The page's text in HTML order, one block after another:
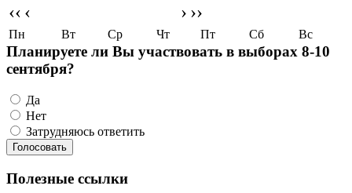
‹‹ ‹ › ››
Пн Вт Ср Чт Пт Сб Вс
Планируете ли Вы участвовать в выборах 8-10
сентября?
Да
Нет
Затрудняюсь ответить
Полезные ссылки